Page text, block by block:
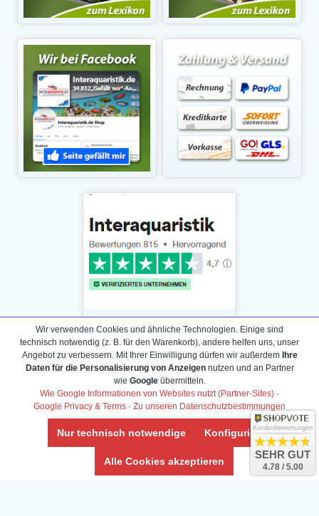
Daten­schutz­erklärung
Widerrufs­recht /Widerrufs­formular
AGB & Info
Impressum
Umwelt und Entsorgung
Vertrag widerrufen
Wir verwenden Cookies und ähnliche Technologien. Einige sind
technisch notwendig (z. B. für den Warenkorb), andere helfen uns, unser
Angebot zu verbessern. Mit Ihrer Einwilligung dürfen wir außerdem Ihre
Daten für die Personalisierung von Anzeigennutzen und an Partner
wie Googleübermitteln.
Wie Google Informationen von Websites nutzt (Partner-Sites) ·
Google Privacy & Terms · Zu unseren Datenschutzbestimmungen
Nur technisch notwendige Konfigurieren
Alle Cookies akzeptieren
Kundenbewertungen
SEHR GUT
4.78 / 5.00